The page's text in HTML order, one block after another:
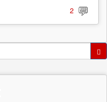
2